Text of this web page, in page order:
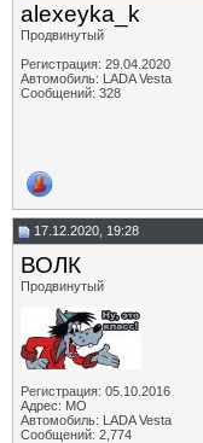
alexeyka_k
Продвинутый
Регистрация: 29.04.2020
Автомобиль: LADA Vesta
Сообщений: 328
17.12.2020, 19:28
ВОЛК
Продвинутый
Регистрация: 05.10.2016
Адрес: МО
Автомобиль: LADA Vesta
Сообщений: 2,774